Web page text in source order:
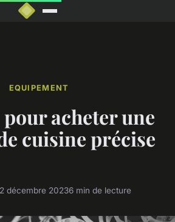
EQUIPEMENT
acheter une
cuisine précise
décembre 20236 min de lecture